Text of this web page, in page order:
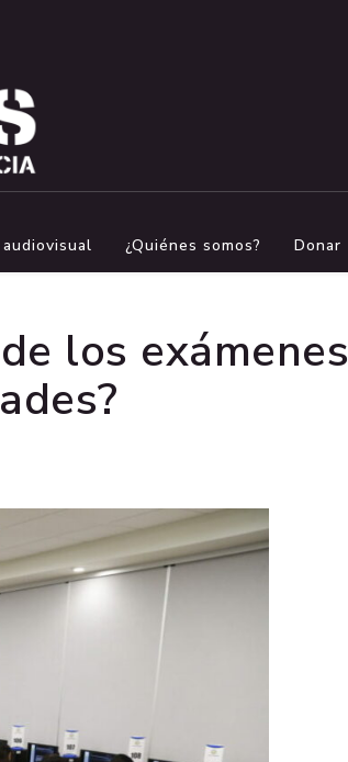
¿Quiénes somos? Donar
los exámenes